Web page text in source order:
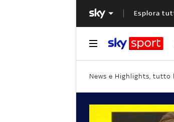
Esplora
News e Highlights, tutto